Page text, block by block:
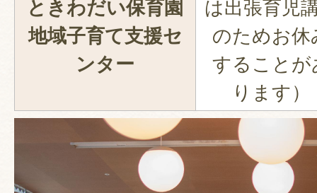
ときわだい保育園
地域子育て支援セ
ンター
は出張育児
のためお休
することが
ります）